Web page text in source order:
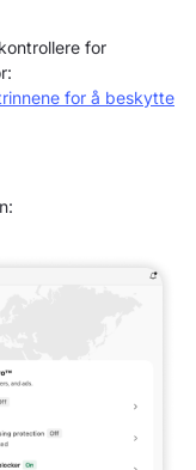
for
for å beskytte